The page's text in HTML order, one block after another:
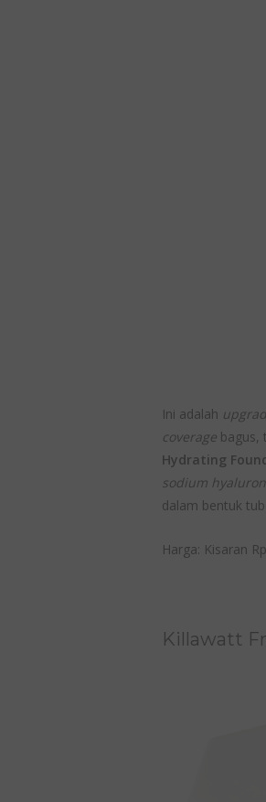
Ini adalah
coverage bagus,
Hydrating
sodium
dalam bentuk
Harga: Kisaran
Killawatt